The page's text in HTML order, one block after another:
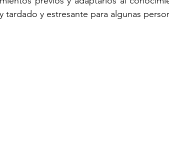
y estresante para algunas